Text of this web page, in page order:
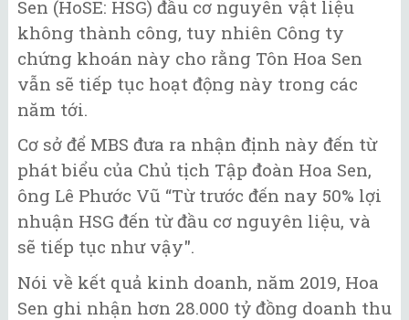
Sen (HoSE: HSG) đầu cơ nguyên vật liệu
không thành công, tuy nhiên Công ty
chứng khoán này cho rằng Tôn Hoa Sen
vẫn sẽ tiếp tục hoạt động này trong các
năm tới.
Cơ sở để MBS đưa ra nhận định này đến từ
phát biểu của Chủ tịch Tập đoàn Hoa Sen,
ông Lê Phước Vũ “Từ trước đến nay 50% lợi
nhuận HSG đến từ đầu cơ nguyên liệu, và
sẽ tiếp tục như vậy".
Nói về kết quả kinh doanh, năm 2019, Hoa
Sen ghi nhận hơn 28.000 tỷ đồng doanh thu